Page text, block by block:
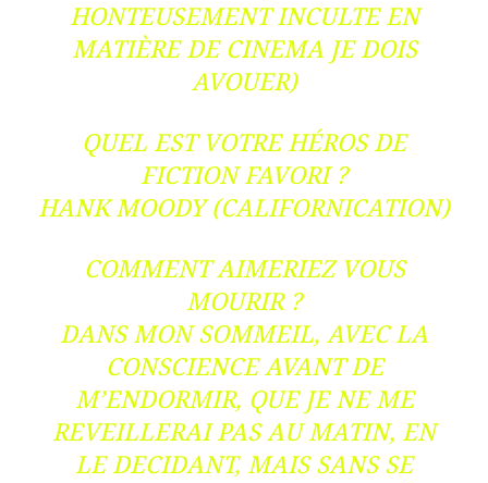
HONTEUSEMENT INCULTE EN
MATIÈRE DE CINEMA JE DOIS
AVOUER)
QUEL EST VOTRE HÉROS DE
FICTION FAVORI ?
HANK MOODY (CALIFORNICATION)
COMMENT AIMERIEZ VOUS
MOURIR ?
DANS MON SOMMEIL, AVEC LA
CONSCIENCE AVANT DE
M’ENDORMIR, QUE JE NE ME
REVEILLERAI PAS AU MATIN, EN
LE DECIDANT, MAIS SANS SE